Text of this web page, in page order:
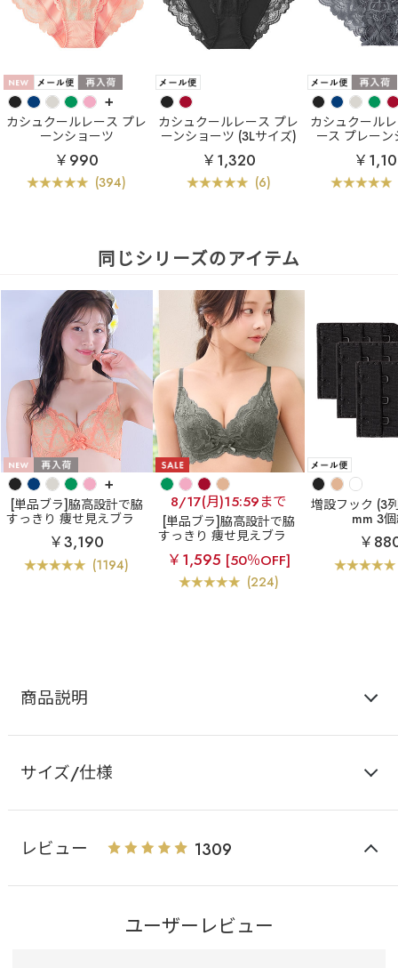
+
カシュクールレース プレ
ーンショーツ
￥990
(394)
カシュクールレース プレ
ーンショーツ (3Lサイズ)
￥1,320
(6)
カシュクール
ース プレー
￥
同じシリーズのアイテム
+
[単品ブラ]脇高設計で脇
すっきり 痩せ見えブラ
カシュクールレース脇高
ブラ(R) 単品ブラジャー
￥3,190
(1194)
8/17(月)15:59まで
[単品ブラ]脇高設計で脇
すっきり 痩せ見えブラ
【WEB限定】カシュクー
ルレース脇高ブラ(R) 単
品ブラジャー
￥1,595 [50％OFF]
(224)
増設フック (3
mm 3
￥
商品説明
サイズ/仕様
レビュー 1309
ユーザーレビュー